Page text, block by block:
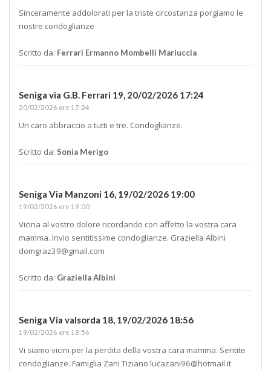
Sinceramente addolorati per la triste circostanza porgiamo le
nostre condoglianze
Scritto da: Ferrari Ermanno Mombelli Mariuccia
Seniga via G.B. Ferrari 19, 20/02/2026 17:24
20/02/2026 ore 17:24
Un caro abbraccio a tutti e tre. Condoglianze.
Scritto da: Sonia Merigo
Seniga Via Manzoni 16, 19/02/2026 19:00
19/02/2026 ore 19:00
Vicina al vostro dolore ricordando con affetto la vostra cara
mamma. Invio sentitissime condoglianze. Graziella Albini
domgraz39@gmail.com
Scritto da: Graziella Albini
Seniga Via valsorda 18, 19/02/2026 18:56
19/02/2026 ore 18:56
Vi siamo vicini per la perdita della vostra cara mamma. Sentite
condoglianze. Famiglia Zani Tiziano lucazani96@hotmail.it